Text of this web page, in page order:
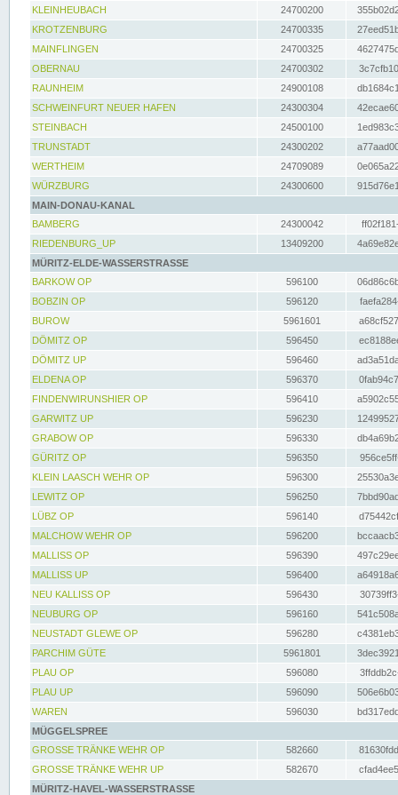
KLEINHEUBACH 24700200
KROTZENBURG
24700335
MAINFLINGEN
24700325
OBERNAU
24700302
RAUNHEIM
24900108
SCHWEINFURT NEUER HAFEN
24300304
STEINBACH
24500100
TRUNSTADT
24300202
WERTHEIM
24709089
WÜRZBURG
24300600
MAIN-DONAU-KANAL
BAMBERG
24300042
RIEDENBURG_UP
13409200
MÜRITZ-ELDE-WASSERSTRASSE
BARKOW OP
596100
BOBZIN OP
596120
BUROW
5961601
DÖMITZ OP
596450
DÖMITZ UP
596460
ELDENA OP
596370
FINDENWIRUNSHIER OP
596410
GARWITZ UP
596230
GRABOW OP
596330
GÜRITZ OP
596350
KLEIN LAASCH WEHR OP
596300
LEWITZ OP
596250
LÜBZ OP
596140
MALCHOW WEHR OP
596200
MALLISS OP
596390
MALLISS UP
596400
NEU KALLISS OP
596430
NEUBURG OP
596160
NEUSTADT GLEWE OP
596280
PARCHIM GÜTE
5961801
PLAU OP
596080
PLAU UP
596090
WAREN
596030
MÜGGELSPREE
GROSSE TRÄNKE WEHR OP
582660
GROSSE TRÄNKE WEHR UP
582670
MÜRITZ-HAVEL-WASSERSTRASSE